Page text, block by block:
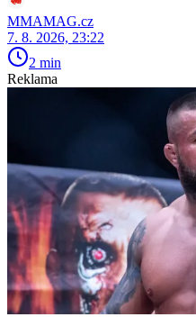
MMAMAG.cz
7. 8. 2026, 23:22
2 min
Reklama